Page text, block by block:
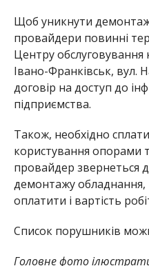
Щоб уникнути
провайдери повинні
Центру обслуговування
Івано-Франківськ, вул.
договір на доступ до
підприємства.
Також, необхідно
користування опорами
провайдер звернеться
демонтажу обладнання,
оплатити і вартість
Список порушників
Головне фото